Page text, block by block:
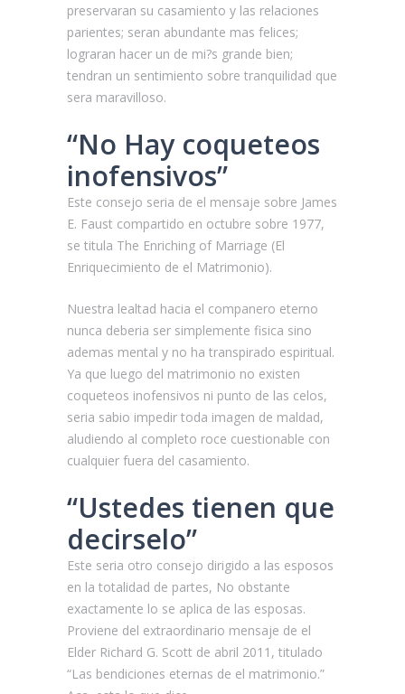
preservaran su casamiento y las relaciones
parientes; seran abundante mas felices;
lograran hacer un de mi?s grande bien;
tendran un sentimiento sobre tranquilidad que
sera maravilloso.
“No Hay coqueteos
inofensivos”
Este consejo seri­a de el mensaje sobre James
E. Faust compartido en octubre sobre 1977,
se titula The Enriching of Marriage (El
Enriquecimiento de el Matrimonio).
Nuestra lealtad hacia el companero eterno
nunca deberia ser simplemente fisica sino
ademas mental y no ha transpirado espiritual.
Ya que luego del matrimonio no existen
coqueteos inofensivos ni punto de las celos,
seri­a sabio impedir toda imagen de maldad,
aludiendo al completo roce cuestionable con
cualquier fuera del casamiento.
“Ustedes tienen que
decirselo”
Este seri­a otro consejo dirigido a las esposos
en la totalidad de partes, No obstante
exactamente lo se aplica de las esposas.
Proviene del extraordinario mensaje de el
Elder Richard G. Scott de abril 2011, titulado
“Las bendiciones eternas de el matrimonio.”